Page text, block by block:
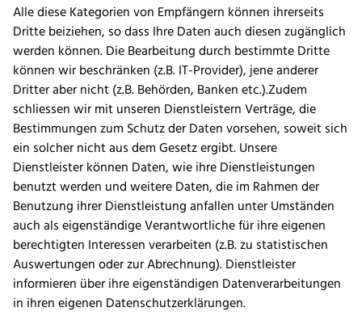
Alle diese Kategorien von Empfängern können ihrerseits
Dritte beiziehen, so dass Ihre Daten auch diesen zugänglich
werden können. Die Bearbeitung durch bestimmte Dritte
können wir beschränken (z.B. IT-Provider), jene anderer
Dritter aber nicht (z.B. Behörden, Banken etc.).Zudem
schliessen wir mit unseren Dienstleistern Verträge, die
Bestimmungen zum Schutz der Daten vorsehen, soweit sich
ein solcher nicht aus dem Gesetz ergibt. Unsere
Dienstleister können Daten, wie ihre Dienstleistungen
benutzt werden und weitere Daten, die im Rahmen der
Benutzung ihrer Dienstleistung anfallen unter Umständen
auch als eigenständige Verantwortliche für ihre eigenen
berechtigten Interessen verarbeiten (z.B. zu statistischen
Auswertungen oder zur Abrechnung). Dienstleister
informieren über ihre eigenständigen Datenverarbeitungen
in ihren eigenen Datenschutzerklärungen.